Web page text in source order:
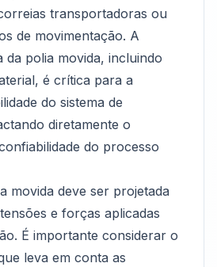
transportadoras ou
de movimentação. A
da polia movida, incluindo
é crítica para a
do sistema de
diretamente o
do processo
movida deve ser projetada
e forças aplicadas
É importante considerar o
leva em conta as